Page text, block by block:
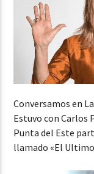
Conversamos en
Estuvo con Carlos
Punta del Este
llamado «El Ultimo